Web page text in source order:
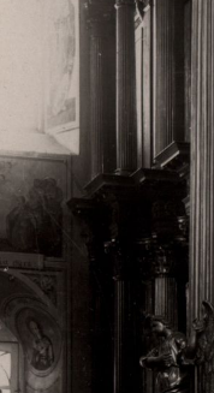
веру в
Главная